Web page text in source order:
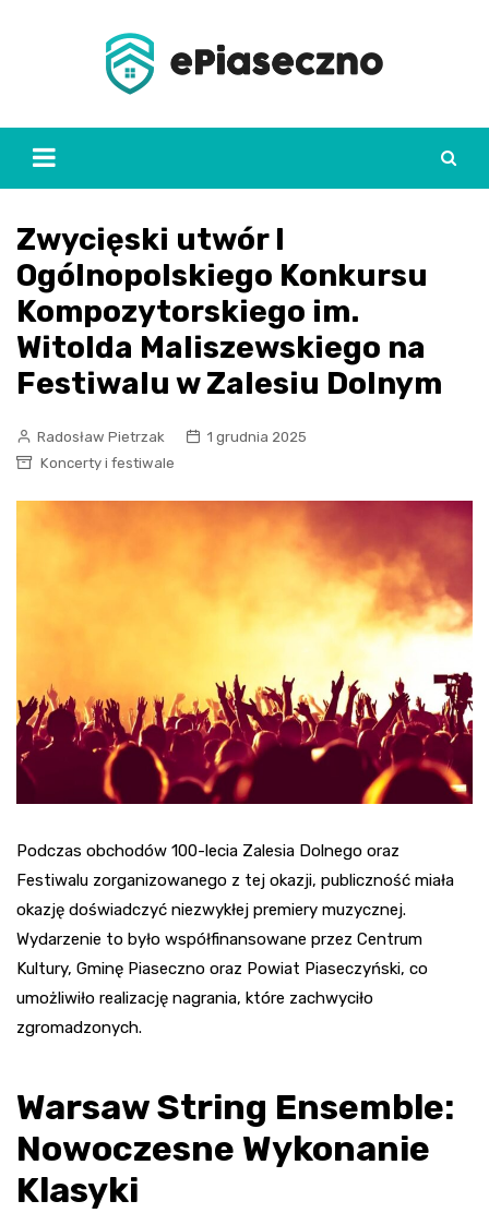
Zwycięski utwór I
Ogólnopolskiego Konkursu
Kompozytorskiego im.
Witolda Maliszewskiego na
Festiwalu w Zalesiu Dolnym
Radosław Pietrzak
1 grudnia 2025
Koncerty i festiwale
Podczas obchodów 100-lecia Zalesia Dolnego oraz
Festiwalu zorganizowanego z tej okazji, publiczność miała
okazję doświadczyć niezwykłej premiery muzycznej.
Wydarzenie to było współfinansowane przez Centrum
Kultury, Gminę Piaseczno oraz Powiat Piaseczyński, co
umożliwiło realizację nagrania, które zachwyciło
zgromadzonych.
Warsaw String Ensemble:
Nowoczesne Wykonanie
Klasyki